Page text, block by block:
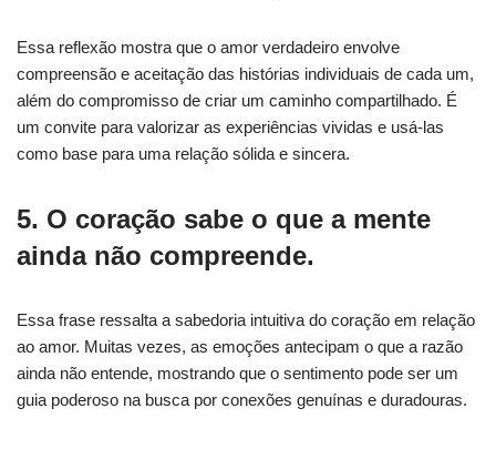
Essa reflexão mostra que o amor verdadeiro envolve
compreensão e aceitação das histórias individuais de cada um,
além do compromisso de criar um caminho compartilhado. É
um convite para valorizar as experiências vividas e usá-las
como base para uma relação sólida e sincera.
5. O coração sabe o que a mente
ainda não compreende.
Essa frase ressalta a sabedoria intuitiva do coração em relação
ao amor. Muitas vezes, as emoções antecipam o que a razão
ainda não entende, mostrando que o sentimento pode ser um
guia poderoso na busca por conexões genuínas e duradouras.